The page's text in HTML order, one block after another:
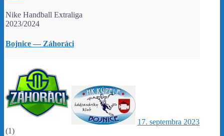
Nike Handball Extraliga
2023/2024
Bojnice — Záhoráci
17. septembra 2023
(1)